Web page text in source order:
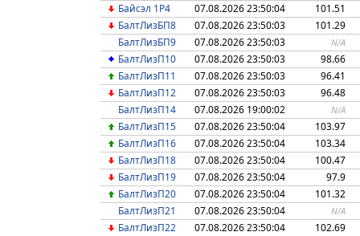
Байсэл 1Р4
07.08.2026 23:50:04
101.51
БалтЛизБП8
07.08.2026 23:50:03
101.29
БалтЛизБП9
07.08.2026 23:50:03 N/A
БалтЛизП10 07.08.2026 23:50:03
98.66
БалтЛизП11
07.08.2026 23:50:03
96.41
БалтЛизП12
07.08.2026 23:50:03
96.48
БалтЛизП14
07.08.2026 19:00:02 N/A
БалтЛизП15 07.08.2026 23:50:04
103.97
БалтЛизП16
07.08.2026 23:50:04
103.34
БалтЛизП18
07.08.2026 23:50:04
100.47
БалтЛизП19
07.08.2026 23:50:04
97.9
БалтЛизП20
07.08.2026 23:50:04
101.32
БалтЛизП21
07.08.2026 23:50:04 N/A
БалтЛизП22 07.08.2026 23:50:04
102.69